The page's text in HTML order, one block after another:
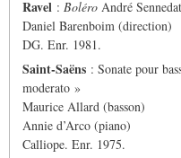
Ravel : Boléro André
Daniel Barenboim (direction)
DG. Enr. 1981.
Saint-Saëns : Sonate pour
moderato »
Maurice Allard (basson)
Annie d’Arco (piano)
Calliope. Enr. 1975.